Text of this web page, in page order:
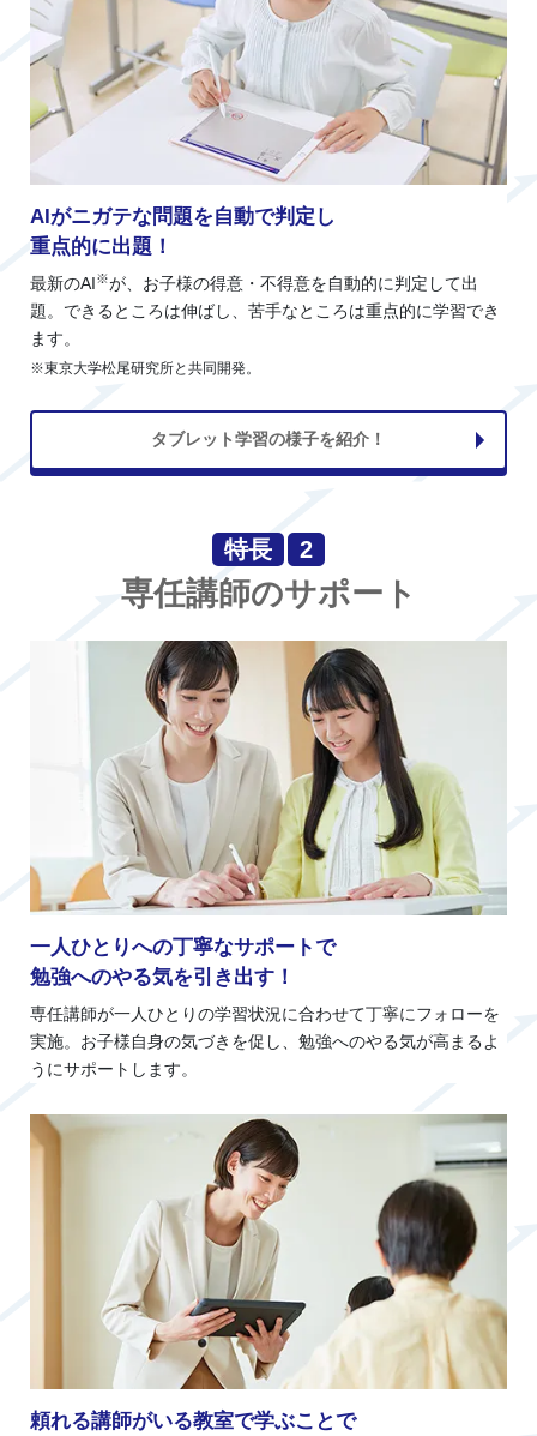
AIがニガテな問題を自動で判定し
重点的に出題！
最新のAI※が、お子様の得意・不得意を自動的に判定して出
題。できるところは伸ばし、苦手なところは重点的に学習でき
ます。
※東京大学松尾研究所と共同開発。
タブレット学習の様子を紹介！
特長 2
専任講師のサポート
一人ひとりへの丁寧なサポートで
勉強へのやる気を引き出す！
専任講師が一人ひとりの学習状況に合わせて丁寧にフォローを
実施。お子様自身の気づきを促し、勉強へのやる気が高まるよ
うにサポートします。
頼れる講師がいる教室で学ぶことで